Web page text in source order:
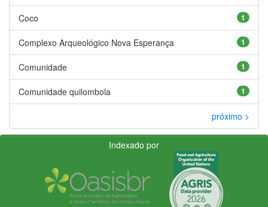
1
Coco
1
Complexo Arqueológico Nova Esperança
1
Comunidade
1
Comunidade quilombola
próximo >
Indexado por